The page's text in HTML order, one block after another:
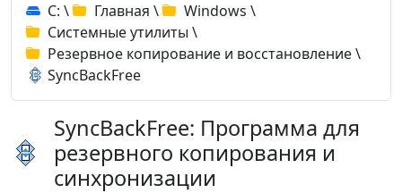
C: \ Главная \ Windows \
Системные утилиты \
Резервное копирование и восстановление\
SyncBackFree
SyncBackFree: Программа для
резервного копирования и
синхронизации